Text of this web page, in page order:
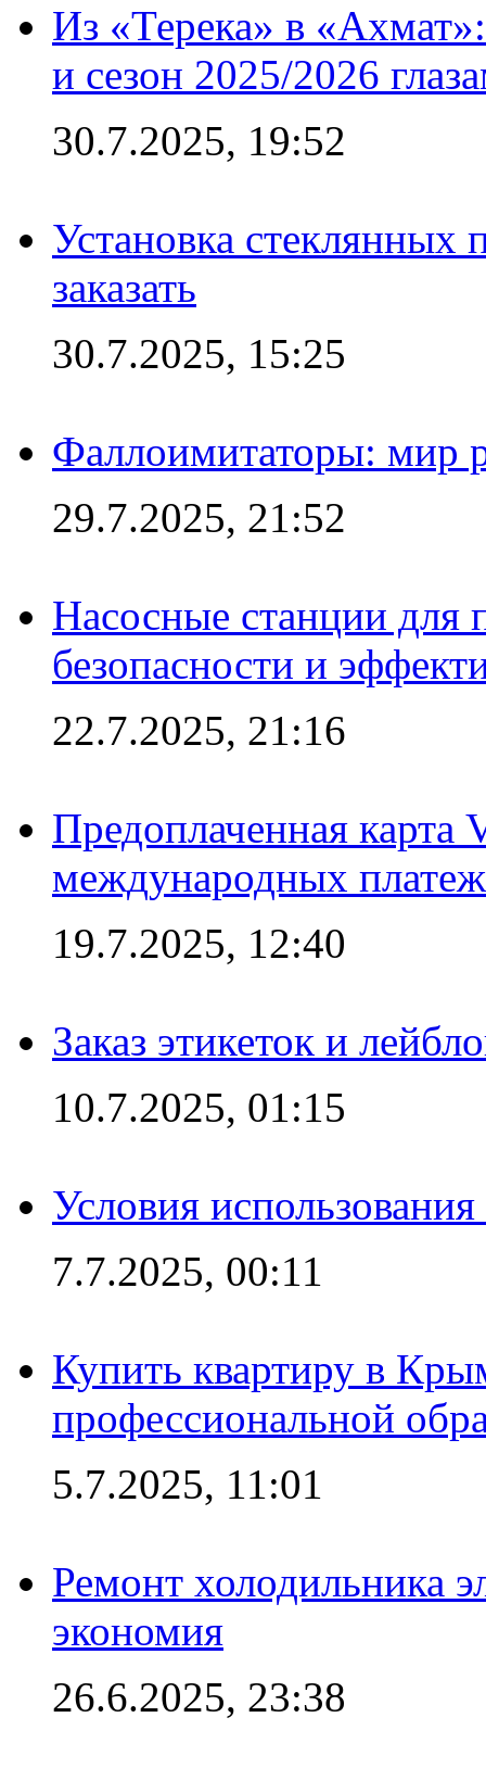
Из «Терека» в
и сезон 2025/2026
30.7.2025, 19:52
Установка стеклянных
заказать
30.7.2025, 15:25
Фаллоимитаторы: мир
29.7.2025, 21:52
Насосные станции для
безопасности и
22.7.2025, 21:16
Предоплаченная карта
международных
19.7.2025, 12:40
Заказ этикеток и
10.7.2025, 01:15
Условия
7.7.2025, 00:11
Купить квартиру в
профессиональной
5.7.2025, 11:01
Ремонт холодильника
экономия
26.6.2025, 23:38